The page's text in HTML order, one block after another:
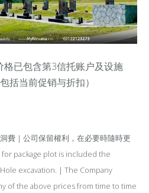
格已包含第3信托账户及设施
括当前促销与折扣）
費｜公司保留權利，在必要時隨時更
package plot is included the
excavation.｜The Company
of the above prices from time to time